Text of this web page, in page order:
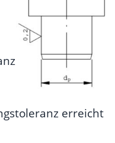
erreicht